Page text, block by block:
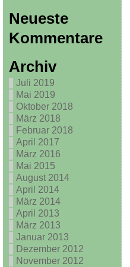
Neueste
Kommentare
Archiv
Juli 2019
Mai 2019
Oktober 2018
März 2018
Februar 2018
April 2017
März 2016
Mai 2015
August 2014
April 2014
März 2014
April 2013
März 2013
Januar 2013
Dezember 2012
November 2012